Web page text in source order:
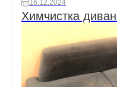
16.12.2024
Химчистка